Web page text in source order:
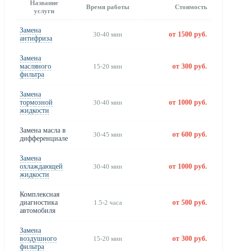
Название
услуги
Время работы Стоимость
Замена
антифриза
30-40 мин от 1500 руб.
Замена
масляного
фильтра
15-20 мин от 300 руб.
Замена
тормозной
жидкости
30-40 мин от 1000 руб.
Замена масла в
дифференциале
30-45 мин от 600 руб.
Замена
охлаждающей
жидкости
30-40 мин от 1000 руб.
Комплексная
диагностика
автомобиля
1.5-2 часа от 500 руб.
Замена
воздушного
фильтра
15-20 мин от 300 руб.